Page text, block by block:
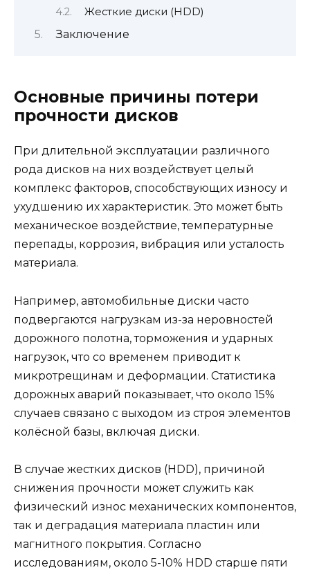
Жесткие диски (HDD)
Заключение
Основные причины потери
прочности дисков
При длительной эксплуатации различного
рода дисков на них воздействует целый
комплекс факторов, способствующих износу и
ухудшению их характеристик. Это может быть
механическое воздействие, температурные
перепады, коррозия, вибрация или усталость
материала.
Например, автомобильные диски часто
подвергаются нагрузкам из-за неровностей
дорожного полотна, торможения и ударных
нагрузок, что со временем приводит к
микротрещинам и деформации. Статистика
дорожных аварий показывает, что около 15%
случаев связано с выходом из строя элементов
колёсной базы, включая диски.
В случае жестких дисков (HDD), причиной
снижения прочности может служить как
физический износ механических компонентов,
так и деградация материала пластин или
магнитного покрытия. Согласно
исследованиям, около 5-10% HDD старше пяти